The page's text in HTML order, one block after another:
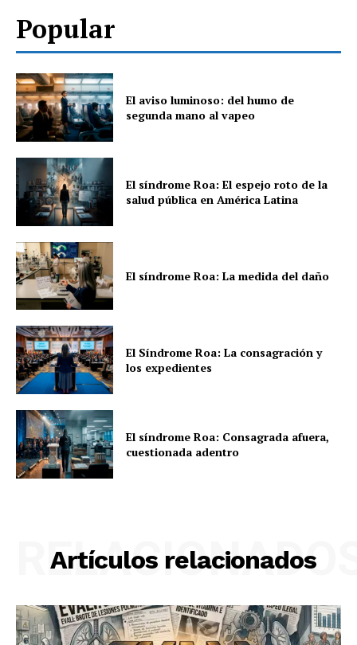
Popular
El aviso luminoso: del humo de
segunda mano al vapeo
El síndrome Roa: El espejo roto de la
salud pública en América Latina
El síndrome Roa: La medida del daño
El Síndrome Roa: La consagración y
los expedientes
El síndrome Roa: Consagrada afuera,
cuestionada adentro
Artículos relacionados